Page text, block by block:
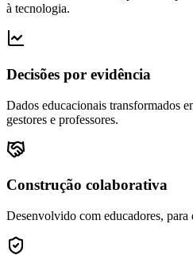
à tecnologia.
Decisões por evidência
Dados educacionais transformados
gestores e professores.
Construção colaborativa
Desenvolvido com educadores, para